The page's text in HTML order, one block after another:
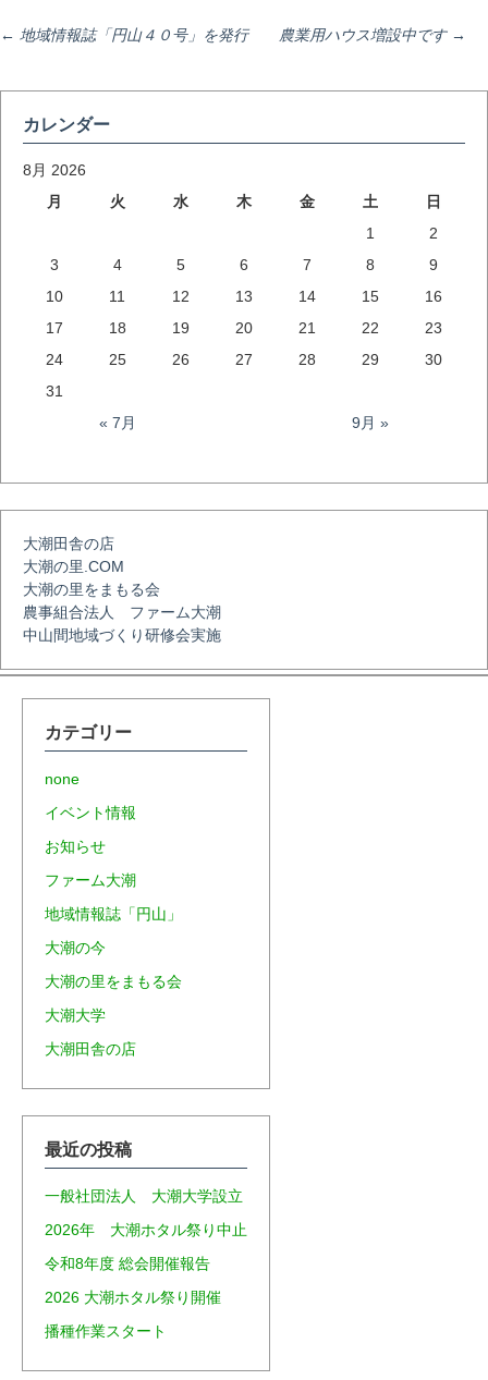
投
稿
ナ
ビ
ゲ
ー
ョ
ン
← 地域情報誌「円山４０号」を発行 農業用ハウス増設中です →
カレンダー
8月 2026
月
火 水 木 金 土
日
1
2
3
4 5 6 7 8
9
10
11 12 13 14 15
16
17
18 19 20 21 22
23
24
25 26 27 28 29
30
31
« 7月
9月 »
大潮田舎の店
大潮の里.COM
大潮の里をまもる会
農事組合法人 ファーム大潮
中山間地域づくり研修会実施
カテゴリー
none
イベント情報
お知らせ
ファーム大潮
地域情報誌「円山」
大潮の今
大潮の里をまもる会
大潮大学
大潮田舎の店
最近の投稿
一般社団法人 大潮大学設立
2026年 大潮ホタル祭り中止
令和8年度 総会開催報告
2026 大潮ホタル祭り開催
播種作業スタート